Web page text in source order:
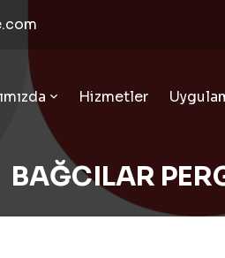
Hizmetler
BAĞCILAR